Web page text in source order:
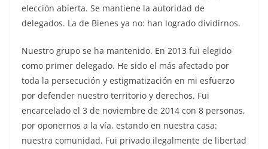
elección abierta. Se mantiene la autoridad de
delegados. La de Bienes ya no: han logrado dividirnos.
Nuestro grupo se ha mantenido. En 2013 fui elegido
como primer delegado. He sido el más afectado por
toda la persecución y estigmatización en mi esfuerzo
por defender nuestro territorio y derechos. Fui
encarcelado el 3 de noviembre de 2014 con 8 personas,
por oponernos a la vía, estando en nuestra casa:
nuestra comunidad. Fui privado ilegalmente de libertad